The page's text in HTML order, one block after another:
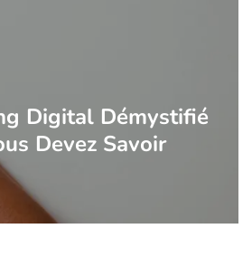
Digital Démystifié
Devez Savoir